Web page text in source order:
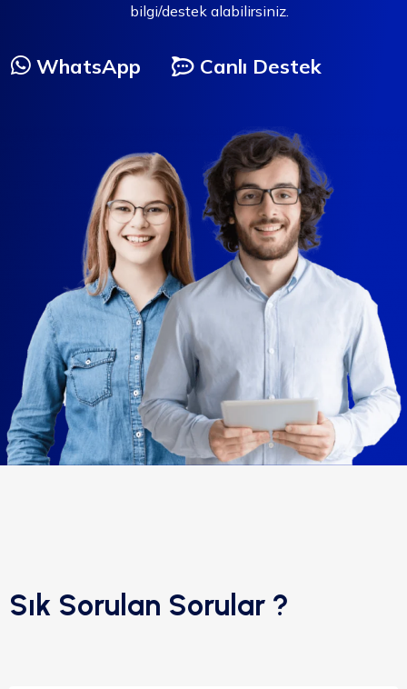
bilgi/destek alabilirsiniz.
WhatsApp Canlı Destek
Sık Sorulan Sorular ?